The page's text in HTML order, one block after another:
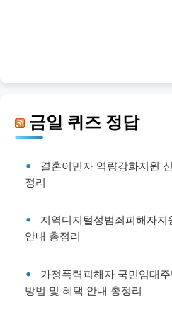
금일 퀴즈 정답
결혼이민자 역량강화지원
정리
지역디지털성범죄피해자
안내 총정리
가정폭력피해자 국민임대
방법 및 혜택 안내 총정리